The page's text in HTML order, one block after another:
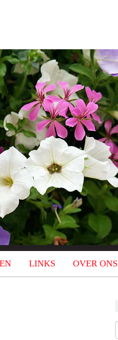
LINKS OVER ONS